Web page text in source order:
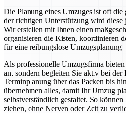
Die Planung eines Umzuges ist oft
der richtigen Unterstützung wird diese
Wir erstellen mit Ihnen einen
organisieren die Kisten, koordinieren
für eine reibungslose Umzugsplanung
Als professionelle Umzugsfirma
an, sondern begleiten Sie aktiv bei der
Terminplanung über das Packen bis
übernehmen alles, damit Ihr Umzug
selbstverständlich gestaltet. So
ziehen, ohne Nerven oder Zeit zu